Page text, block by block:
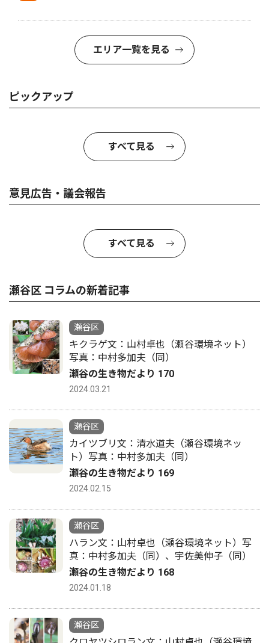
エリア一覧を見る
ピックアップ
すべて見る
意見広告・議会報告
すべて見る
瀬谷区 コラムの新着記事
瀬谷区
キクラゲ文：山村卓也（瀬谷環境ネット）
写真：中村多加夫（同）
瀬谷の生き物だより 170
2024.03.21
瀬谷区
カイツブリ文：清水道夫（瀬谷環境ネッ
ト）写真：中村多加夫（同）
瀬谷の生き物だより 169
2024.02.15
瀬谷区
ハラン文：山村卓也（瀬谷環境ネット）写
真：中村多加夫（同）、宇佐美伸子（同）
瀬谷の生き物だより 168
2024.01.18
瀬谷区